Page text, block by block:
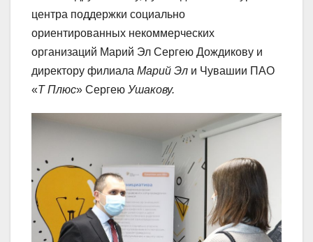
центра поддержки социально
ориентированных некоммерческих
организаций Марий Эл Сергею Дождикову и
директору филиала Марий Эл и Чувашии ПАО
«Т Плюс» Сергею Ушакову.